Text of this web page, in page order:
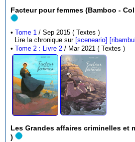
Facteur
•Tome 1
/ Sep 2015 ( Textes )
Lire la chronique sur [sceneario]
•Tome 2 : Livre 2 / Mar 2021 ( Textes )
Les Grandes affaires criminelles et
)